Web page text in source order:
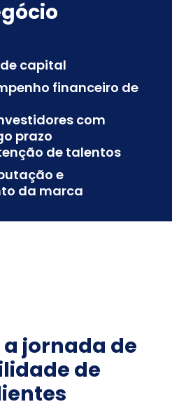
capital
financeiro de
com
prazo
de talentos
e
da marca
jornada de
de